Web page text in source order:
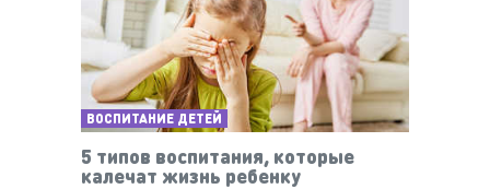
ВОСПИТАНИЕ ДЕТЕЙ
5 типов воспитания, которые
калечат жизнь ребенку